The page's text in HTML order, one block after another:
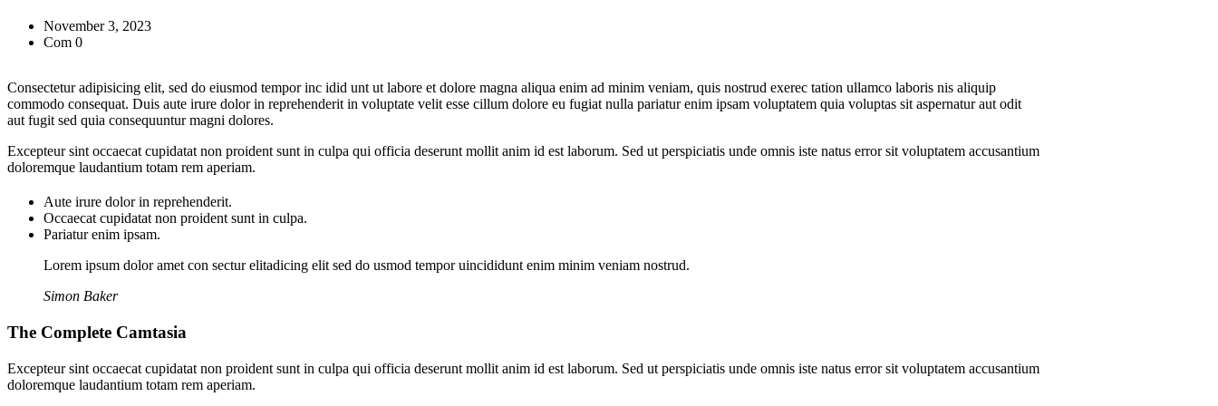
November 3, 2023
Com 0
Consectetur adipisicing elit, sed do eiusmod tempor inc idid unt ut labore et dolore magna aliqua enim ad minim veniam, quis nostrud exerec tation ullamco laboris nis aliquip
commodo consequat. Duis aute irure dolor in reprehenderit in voluptate velit esse cillum dolore eu fugiat nulla pariatur enim ipsam voluptatem quia voluptas sit aspernatur aut odit
aut fugit sed quia consequuntur magni dolores.
Excepteur sint occaecat cupidatat non proident sunt in culpa qui officia deserunt mollit anim id est laborum. Sed ut perspiciatis unde omnis iste natus error sit voluptatem accusantium
doloremque laudantium totam rem aperiam.
Aute irure dolor in reprehenderit.
Occaecat cupidatat non proident sunt in culpa.
Pariatur enim ipsam.
Lorem ipsum dolor amet con sectur elitadicing elit sed do usmod tempor uincididunt enim minim veniam nostrud.
Simon Baker
The Complete Camtasia
Excepteur sint occaecat cupidatat non proident sunt in culpa qui officia deserunt mollit anim id est laborum. Sed ut perspiciatis unde omnis iste natus error sit voluptatem accusantium
doloremque laudantium totam rem aperiam.